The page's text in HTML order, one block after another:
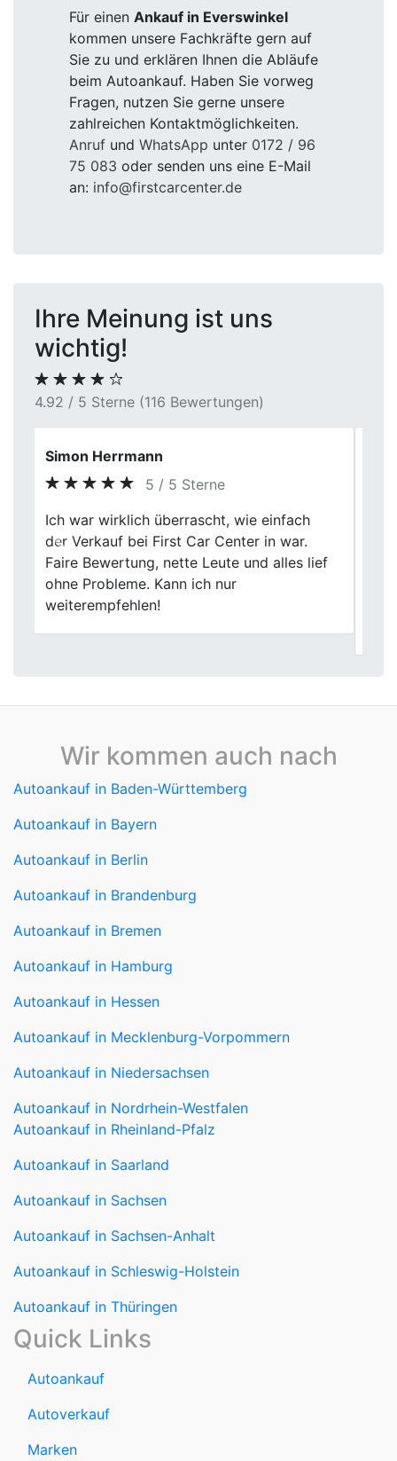
Für einen Ankauf in Everswinkel
kommen unsere Fachkräfte gern auf
Sie zu und erklären Ihnen die Abläufe
beim Autoankauf. Haben Sie vorweg
Fragen, nutzen Sie gerne unsere
zahlreichen Kontaktmöglichkeiten.
Anruf und WhatsApp unter 0172 / 96
75 083 oder senden uns eine E-Mail
an: info@firstcarcenter.de
Ihre Meinung ist uns
wichtig!
4.92 / 5 Sterne (116 Bewertungen)
Bernhard V.
5 / 5 Sterne
Wir haben hier unser Auto verkauft. Der
Händler war sehr nett und freundlich, Fair
und kulant, sehr gute Preisverhandlung im
Ankauf und Verkauf, sehr empfehlenswert.
Ich würde jederzeit hier wieder ein Auto
Previous
Wir kommen auch nach
Autoankauf in Baden-Württemberg
Autoankauf in Bayern
Autoankauf in Berlin
Autoankauf in Brandenburg
Autoankauf in Bremen
Autoankauf in Hamburg
Autoankauf in Hessen
Autoankauf in Mecklenburg-Vorpommern
Autoankauf in Niedersachsen
Autoankauf in Nordrhein-Westfalen
Autoankauf in Rheinland-Pfalz
Autoankauf in Saarland
Autoankauf in Sachsen
Autoankauf in Sachsen-Anhalt
Autoankauf in Schleswig-Holstein
Autoankauf in Thüringen
Quick Links
Autoankauf
Autoverkauf
Marken